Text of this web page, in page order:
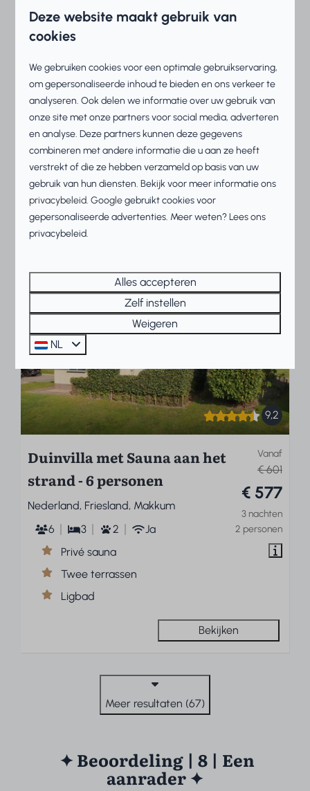
€ 880
personen
Nederland, Friesland, Makkum
4 2
Sauna aanwezig
Panoramisch uitzicht
Vrijstaand ligbad
Stoomdouchecabine
UITGELICHT
9,2
Vanaf
€ 601
€ 577
3 nachten
2 personen
Duinvilla met Sauna aan het
strand - 6 personen
Nederland, Friesland, Makkum
6
3 2
Ja
Privé sauna
Twee terrassen
Ligbad
Bekijken
Meer resultaten (67)
✦ Beoordeling | 8 | Een
aanrader ✦
Deze website maakt gebruik van
cookies
We gebruiken cookies voor een optimale gebruikservaring,
om gepersonaliseerde inhoud te bieden en ons verkeer te
analyseren. Ook delen we informatie over uw gebruik van
onze site met onze partners voor social media, adverteren
en analyse. Deze partners kunnen deze gegevens
combineren met andere informatie die u aan ze heeft
verstrekt of die ze hebben verzameld op basis van uw
gebruik van hun diensten. Bekijk voor meer informatie ons
privacybeleid.Googlegebruikt cookies voor
gepersonaliseerde advertenties. Meer weten? Lees ons
privacybeleid.
Alles accepteren
Zelf instellen
Weigeren
NL